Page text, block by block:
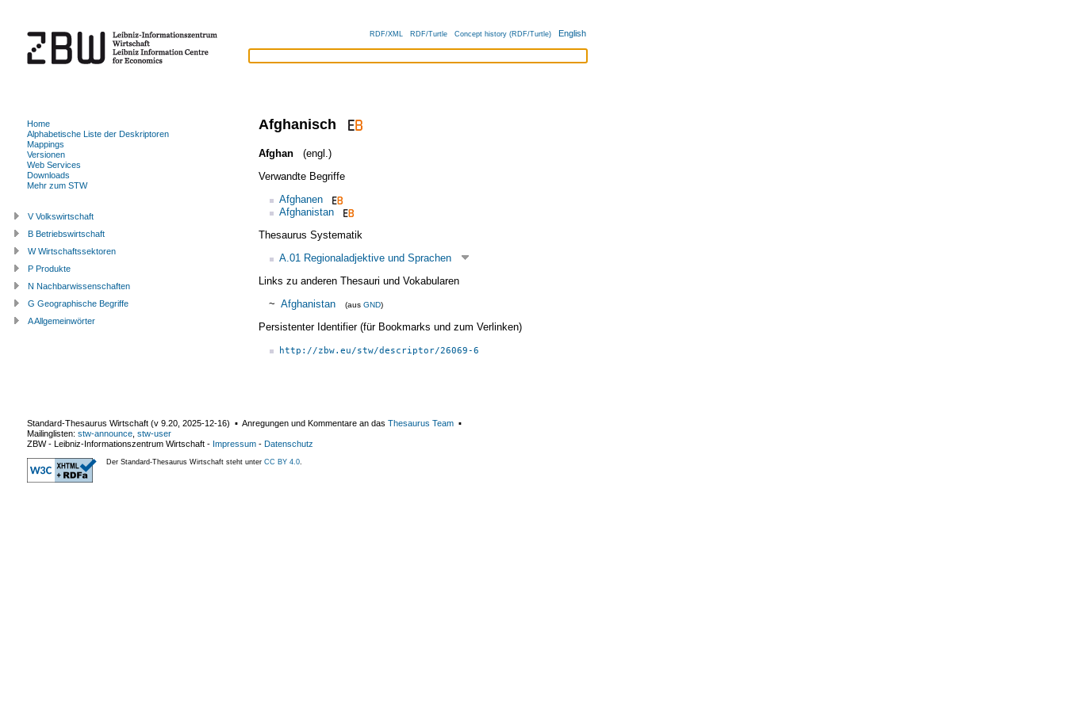
RDF/XML RDF/Turtle Concept history (RDF/Turtle) English
Afghanisch
Afghan
(engl.)
Verwandte Begriffe
Afghanen
Afghanistan
Thesaurus Systematik
A.01 Regionaladjektive und Sprachen
Links zu anderen Thesauri und Vokabularen
~ Afghanistan (aus GND)
Persistenter Identifier (für Bookmarks und zum Verlinken)
http://zbw.eu/stw/descriptor/26069-6
Home
Alphabetische Liste der Deskriptoren
Mappings
Versionen
Web Services
Downloads
Mehr zum STW
V Volkswirtschaft
B Betriebswirtschaft
W Wirtschaftssektoren
P Produkte
N Nachbarwissenschaften
G Geographische Begriffe
A Allgemeinwörter
Standard-Thesaurus Wirtschaft (v 9.20 2025-12-16) ▪ Anregungen und Kommentare an das Thesaurus Team ▪
Mailinglisten: stw-announce stw-user
ZBW - Leibniz-Informationszentrum Wirtschaft - Impressum - Datenschutz
Der Standard-Thesaurus Wirtschaft steht unter CC BY 4.0